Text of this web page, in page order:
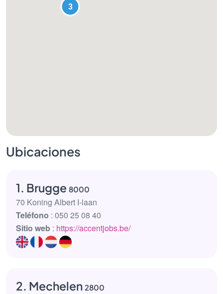
Ubicaciones
1. Brugge 8000
70 Koning Albert I-laan
Teléfono : 050 25 08 40
Sitio web : https://accentjobs.be/
2. Mechelen 2800